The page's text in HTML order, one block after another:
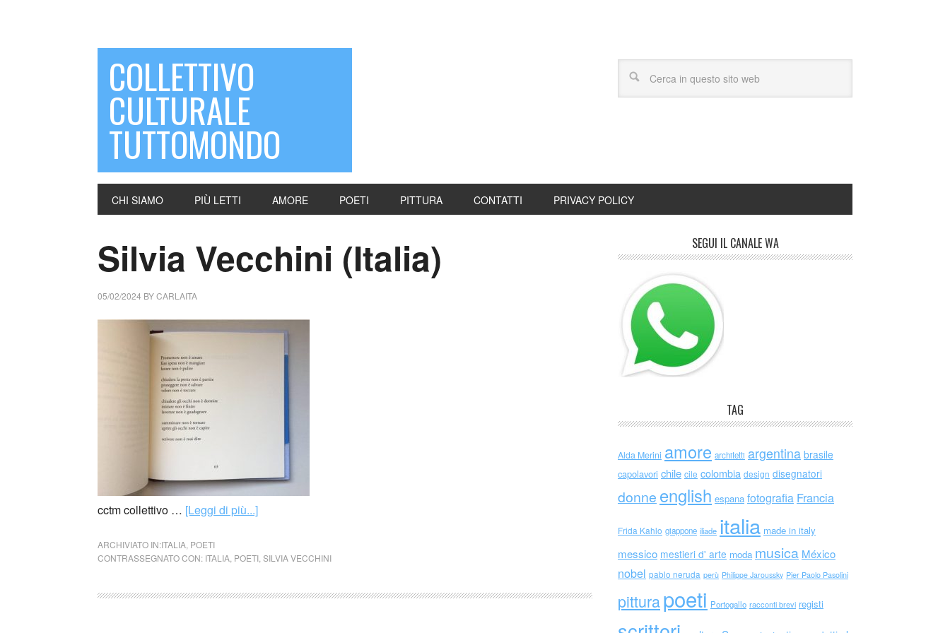
COLLETTIVO
CULTURALE
TUTTOMONDO
CHI SIAMO PIÙ LETTI AMORE POETI PITTURA CONTATTI PRIVACY POLICY
Silvia Vecchini (Italia)
05/02/2024 BYCARLAITA
cctm collettivo … [Leggi di più...]
ARCHIVIATO IN:ITALIA POETI
CONTRASSEGNATO CON: ITALIA POETI SILVIA VECCHINI
SEGUI IL CANALE WA
TAG
Alda Merini amore architetti argentina brasile
capolavori chile cile colombia design disegnatori
donne english espana fotografia Francia
Frida Kahlo giappone iliade italia made in italy
messico mestieri d' arte moda musica México
nobel pablo neruda perù Philippe Jaroussky Pier Paolo Pasolini
pitturapoeti Portogallo racconti brevi registi